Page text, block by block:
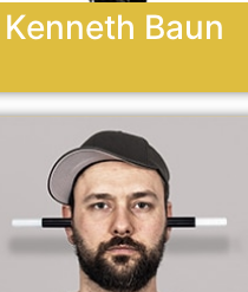
Kenneth Baun